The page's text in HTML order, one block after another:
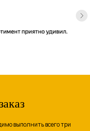
выполнить всего три